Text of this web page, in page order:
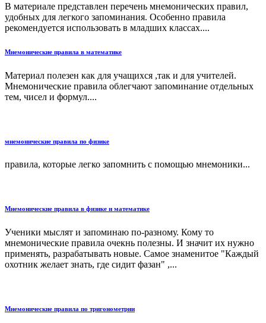
В материале представлен перечень мнемонических правил,
удобных для легкого запоминания. Особенно правила
рекомендуется использовать в младших классах....
Мнемонические правила в математике
Материал полезен как для учащихся ,так и для учителей.
Мнемонические правила облегчают запоминание отдельных
тем, чисел и формул....
мнемонические правила по физике
правила, которые легко запомнить с помощью мнемоники...
Мнемонические правила в физике и математике
Ученики мыслят и запоминаю по-разному. Кому то
мнемонические правила очекнь полезны. И значит их нужно
применять, разрабатывать новые. Самое знаменитое "Каждый
охотник желает знать, где сидит фазан" ,...
Мнемонические правила по тригонометрии